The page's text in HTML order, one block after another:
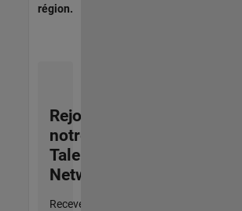
région.
Rejoignez
notre
Talent
Network
Recevez